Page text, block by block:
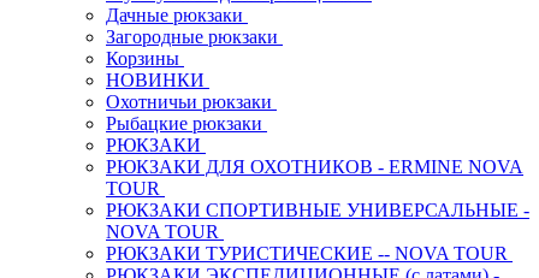
Дачные рюкзаки
Загородные рюкзаки
Корзины
НОВИНКИ
Охотничьи рюкзаки
Рыбацкие рюкзаки
РЮКЗАКИ
РЮКЗАКИ ДЛЯ ОХОТНИКОВ - ERMINE NOVA
TOUR
РЮКЗАКИ СПОРТИВНЫЕ УНИВЕРСАЛЬНЫЕ -
NOVA TOUR
РЮКЗАКИ ТУРИСТИЧЕСКИЕ -- NOVA TOUR